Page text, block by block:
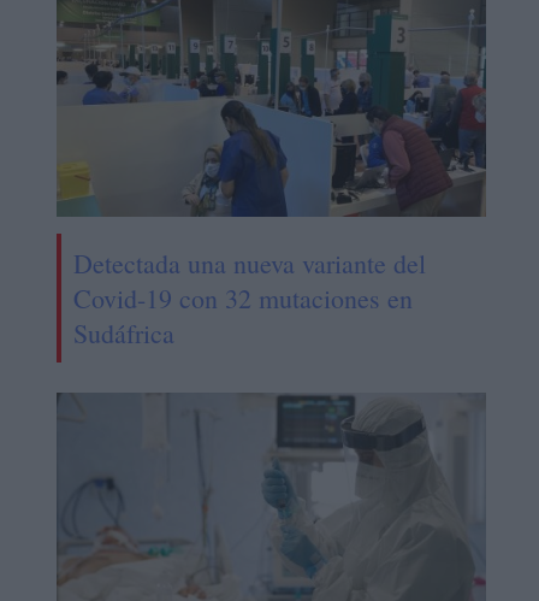
Detectada una nueva variante del
Covid-19 con 32 mutaciones en
Sudáfrica